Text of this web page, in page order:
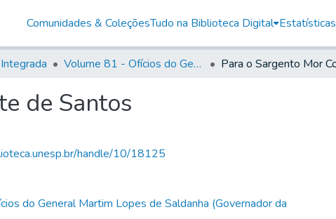
Comunidades & ColeçõesTudo na Biblioteca Digital Estatísticas
Volume 81 - Ofícios do General Martim Lopes de Saldanha (Governador da Capitania)
de Santos
handle/10/18125
do General Martim Lopes de Saldanha (Governador da